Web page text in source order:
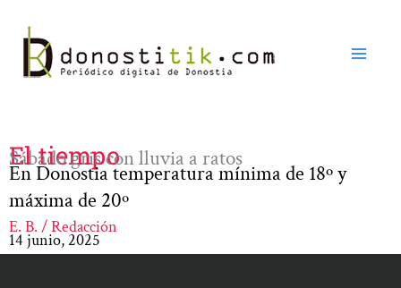
contenido
El tiempo
Sábado gris con lluvia a ratos
En Donostia temperatura mínima de 18º y
máxima de 20º
E. B. / Redacción
14 junio, 2025